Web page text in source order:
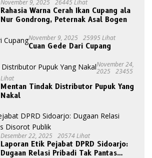
November 9, 2025 26445 Lihat
Rahasia Warna Cerah Ikan Cupang ala
Nur Gondrong, Peternak Asal Bogen
November 9, 2025 25995 Lihat
Cuan Gede Dari Cupang
November 24,
2025 23455
Lihat
Mentan Tindak Distributor Pupuk Yang
Nakal
Desember 22, 2025 20574 Lihat
Laporan Etik Pejabat DPRD Sidoarjo:
Dugaan Relasi Pribadi Tak Pantas